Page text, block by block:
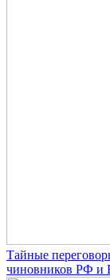
Тайные
чиновников РФ и